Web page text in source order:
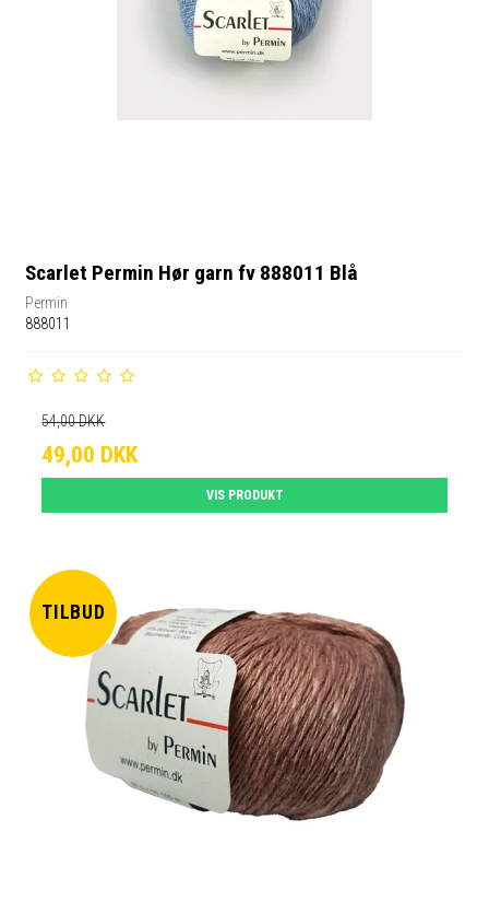
Scarlet Permin Hør garn fv 888011 Blå
Permin
888011
54,00 DKK
49,00 DKK
VIS PRODUKT
TILBUD